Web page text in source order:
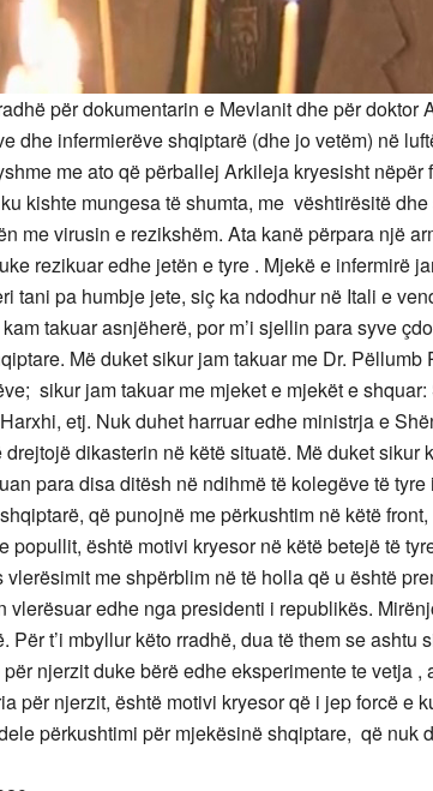
për dokumentarin e Mevlanit dhe për doktor
dhe infermierëve shqiptarë (dhe jo vetëm) në
me ato që përballej Arkileja kryesisht nëpër
kishte mungesa të shumta, me vështirësitë
me virusin e rezikshëm. Ata kanë përpara një
rezikuar edhe jetën e tyre . Mjekë e infermirë
tani pa humbje jete, siç ka ndodhur në Itali e
takuar asnjëherë, por m’i sjellin para syve
Më duket sikur jam takuar me Dr. Pëllumb
sikur jam takuar me mjeket e mjekët e
etj. Nuk duhet harruar edhe ministrja e
dikasterin në këtë situatë. Më duket sikur
para disa ditësh në ndihmë të kolegëve të
që punojnë me përkushtim në këtë
popullit, është motivi kryesor në këtë betejë të
vlerësimit me shpërblim në të holla që u është
vlerësuar edhe nga presidenti i republikës.
Për t’i mbyllur këto rradhë, dua të them se ashtu
njerzit duke bërë edhe eksperimente te vetja ,
për njerzit, është motivi kryesor që i jep forcë e
përkushtimi për mjekësinë shqiptare, që nuk